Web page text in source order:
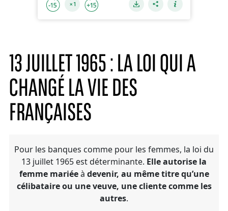
13 JUILLET 1965 : LA LOI QUI A
CHANGÉ LA VIE DES
FRANÇAISES
Pour les banques comme pour les femmes, la loi du
13 juillet 1965 est déterminante. Elle autorise la
femme mariéeà devenir, au même titre qu’une
célibataire ou une veuve, une cliente comme les
autres.